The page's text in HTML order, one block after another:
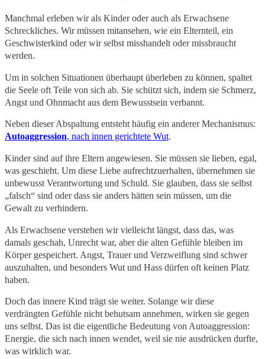
Manchmal erleben wir als Kinder oder auch als Erwachsene
Schreckliches. Wir müssen mitansehen, wie ein Elternteil, ein
Geschwisterkind oder wir selbst misshandelt oder missbraucht
werden.
Um in solchen Situationen überhaupt überleben zu können, spaltet
die Seele oft Teile von sich ab. Sie schützt sich, indem sie Schmerz,
Angst und Ohnmacht aus dem Bewusstsein verbannt.
Neben dieser Abspaltung entsteht häufig ein anderer Mechanismus:
Autoaggression, nach innen gerichtete Wut.
Kinder sind auf ihre Eltern angewiesen. Sie müssen sie lieben, egal,
was geschieht. Um diese Liebe aufrechtzuerhalten, übernehmen sie
unbewusst Verantwortung und Schuld. Sie glauben, dass sie selbst
„falsch“ sind oder dass sie anders hätten sein müssen, um die
Gewalt zu verhindern.
Als Erwachsene verstehen wir vielleicht längst, dass das, was
damals geschah, Unrecht war, aber die alten Gefühle bleiben im
Körper gespeichert. Angst, Trauer und Verzweiflung sind schwer
auszuhalten, und besonders Wut und Hass dürfen oft keinen Platz
haben.
Doch das innere Kind trägt sie weiter. Solange wir diese
verdrängten Gefühle nicht behutsam annehmen, wirken sie gegen
uns selbst. Das ist die eigentliche Bedeutung von Autoaggression:
Energie, die sich nach innen wendet, weil sie nie ausdrücken durfte,
was wirklich war.